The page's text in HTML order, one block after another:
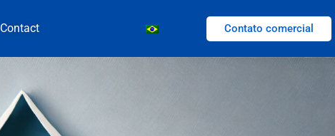
Contact Contato comercial